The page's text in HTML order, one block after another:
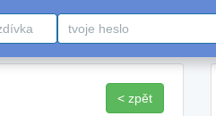
< zpět